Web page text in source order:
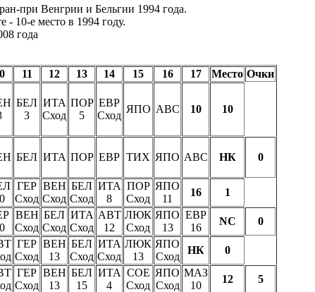
при Венгрии и Бельгии 1994 года.
- 10-е место в 1994 году.
года
11 12 13 14 15 16 17 Место Очки
БЕЛ
3
ИТА
Сход
ПОР
5
ЕВР
Сход
ЯПО АВС 10 10
БЕЛ ИТА ПОР ЕВР ТИХ ЯПО АВС НК 0
ГЕР
Сход
ВЕН
Сход
БЕЛ
Сход
ИТА
8
ПОР
Сход
ЯПО
11
16 1
ВЕН
Сход
БЕЛ
Сход
ИТА
Сход
АВТ
12
ЛЮК
Сход
ЯПО
13
ЕВР
16
NC 0
ГЕР
Сход
ВЕН
13
БЕЛ
Сход
ИТА
Сход
ЛЮК
13
ЯПО
Сход
НК 0
ГЕР
Сход
ВЕН
13
БЕЛ
15
ИТА
4
СОЕ
Сход
ЯПО
Сход
МАЗ
10
12 5